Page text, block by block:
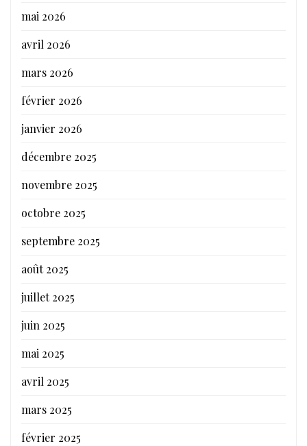
mai 2026
avril 2026
mars 2026
février 2026
janvier 2026
décembre 2025
novembre 2025
octobre 2025
septembre 2025
août 2025
juillet 2025
juin 2025
mai 2025
avril 2025
mars 2025
février 2025